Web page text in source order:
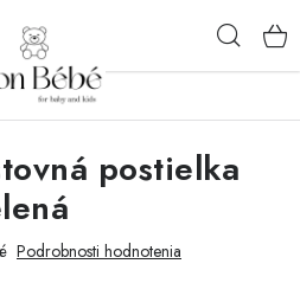
postielka
Podrobnosti hodnotenia